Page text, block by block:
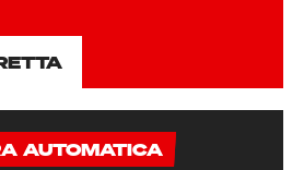
AUTOMATICA